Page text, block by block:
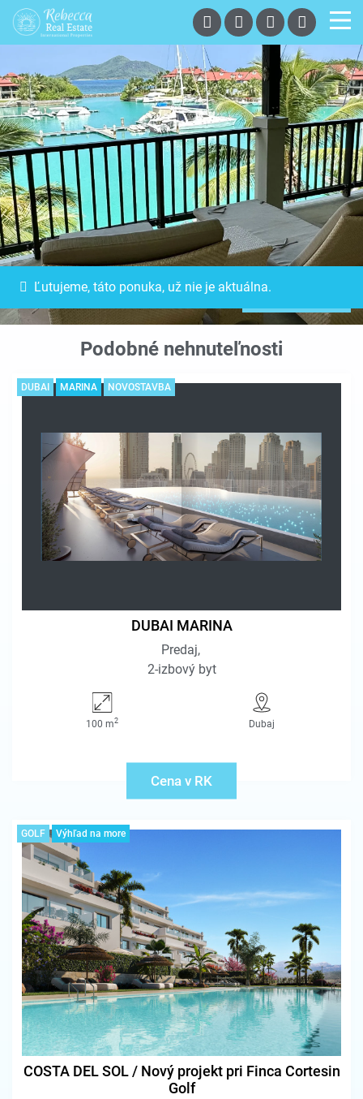
Ľutujeme, táto ponuka, už nie je aktuálna.
Podobné nehnuteľnosti
DUBAI MARINA NOVOSTAVBA
DUBAI MARINA
Predaj
2-izbový byt
100 m2 Dubaj
Cena v RK
GOLF Výhľad na more
COSTA DEL SOL / Nový projekt pri Finca Cortesin
Golf